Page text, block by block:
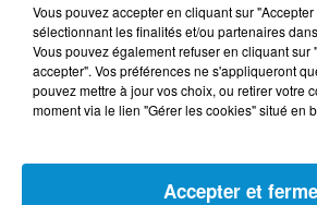
23 juillet 2026
Les Zinformés -
Vous pouvez accepter en cliquant sur
sélectionnant les finalités et/ou partenaires
Vous pouvez également refuser en cliquant sur
accepter". Vos préférences ne s'appliqueront
pouvez mettre à jour vos choix, ou retirer votre
moment via le lien "Gérer les cookies" situé en
Accepter et